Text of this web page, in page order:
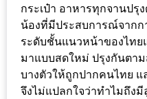
น้า
อ้วน
ครั้ง
ที่
1
กระเป๋า อาหารทุกจานปรุ
น้องที่มีประสบการณ์จากก
ระดับชั้นแนวหน้าของไทย
มาแบบสดใหม่ ปรุงกันตา
บางตัวให้ถูกปากคนไทย
จึงไม่แปลกใจว่าทำไมถึง